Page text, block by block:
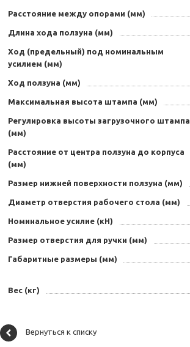
Расстояние между опорами (мм)
Длина хода ползуна (мм)
Ход (предельный) под номинальным
усилием (мм)
Ход ползуна (мм)
Максимальная высота штампа (мм)
Регулировка высоты загрузочного штампа
(мм)
Расстояние от центра ползуна до корпуса
(мм)
Размер нижней поверхности ползуна (мм)
Диаметр отверстия рабочего стола (мм)
Номинальное усилие (кН)
Размер отверстия для ручки (мм)
Габаритные размеры (мм)
Вес (кг)
Вернуться к списку